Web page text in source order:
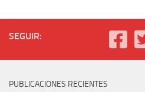
SEGUIR:
PUBLICACIONES RECIENTES